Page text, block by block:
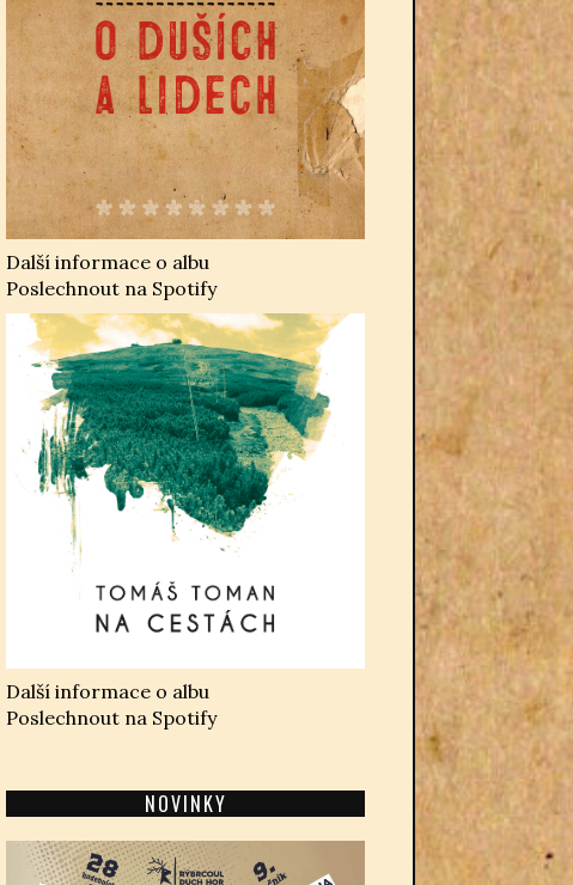
Další informace o albu
Poslechnout na Spotify
Další informace o albu
Poslechnout na Spotify
NOVINKY